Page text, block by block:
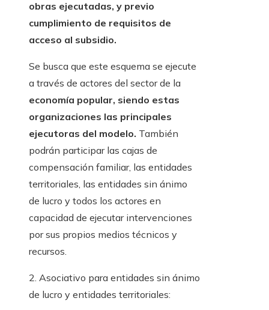
obras ejecutadas, y previo
cumplimiento de requisitos de
acceso al subsidio.
Se busca que este esquema se ejecute
a través de actores del sector de la
economía popular, siendo estas
organizaciones las principales
ejecutoras del modelo. También
podrán participar las cajas de
compensación familiar, las entidades
territoriales, las entidades sin ánimo
de lucro y todos los actores en
capacidad de ejecutar intervenciones
por sus propios medios técnicos y
recursos.
2. Asociativo para entidades sin ánimo
de lucro y entidades territoriales: